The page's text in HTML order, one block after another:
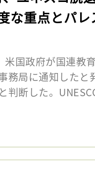
な重点とパレ
国政府が国連教
務局に通知したと
判断した。